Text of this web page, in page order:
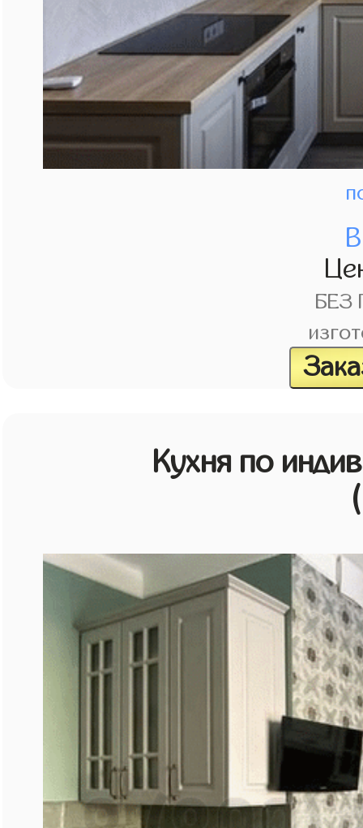
БЕЗ
Кухня по